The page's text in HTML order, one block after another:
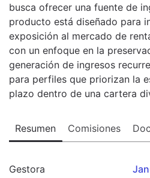
busca ofrecer una fuente de
producto está diseñado para
exposición al mercado de
con un enfoque en la
generación de ingresos
para perfiles que priorizan la
plazo dentro de una cartera
Resumen Comisiones
Gestora